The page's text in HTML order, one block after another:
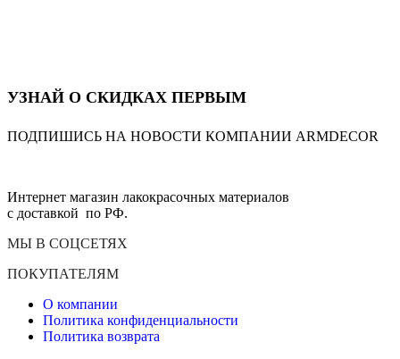
УЗНАЙ О СКИДКАХ ПЕРВЫМ
ПОДПИШИСЬ НА НОВОСТИ КОМПАНИИ ARMDECOR
Интернет магазин лакокрасочных материалов
с доставкой по РФ.
МЫ В СОЦСЕТЯХ
ПОКУПАТЕЛЯМ
О компании
Политика конфиденциальности
Политика возврата